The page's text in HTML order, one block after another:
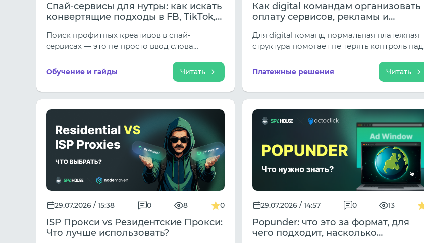
Спай-сервисы для нутры: как искать
конвертящие подходы в FB, TikTok,
Поиск профитных креативов в спай-
сервисах — это не просто ввод слова
арбитраже трафика нутра (Nutra) делится на
десятки подниш (Похудение, Суставы,
Гипертония, Омоложение, Адалт-нутра), а
подходы кардинально различаются в
зависимости от источника трафика.
Обучение и гайды Читать
Как digital командам организовать
оплату сервисов, рекламы и
Для digital команд нормальная платежная
структура помогает не терять контроль над
и не останавливать рабочие процессы из за
проблем с одной картой.
Платежные решения Читать
29.07.2026 / 15:38 0 8 0
ISP Прокси vs Резидентские Прокси:
Что лучше использовать?
29.07.2026 / 14:57 0 13
Popunder: что это за формат, для
чего подходит, насколько